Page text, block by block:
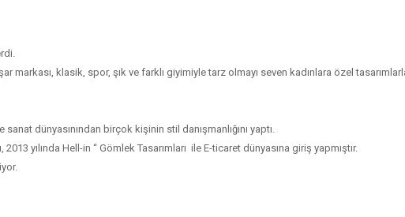
klasik, spor, şık ve farklı giyimiyle tarz olmayı seven kadınlara özel
dünyasınından birçok kişinin stil danışmanlığını yaptı.
yılında Hell-in “ Gömlek Tasarımları ile E-ticaret dünyasına giriş yapmıştır.